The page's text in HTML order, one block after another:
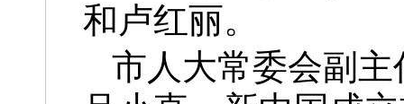
和卢红丽。
市人大常委会副